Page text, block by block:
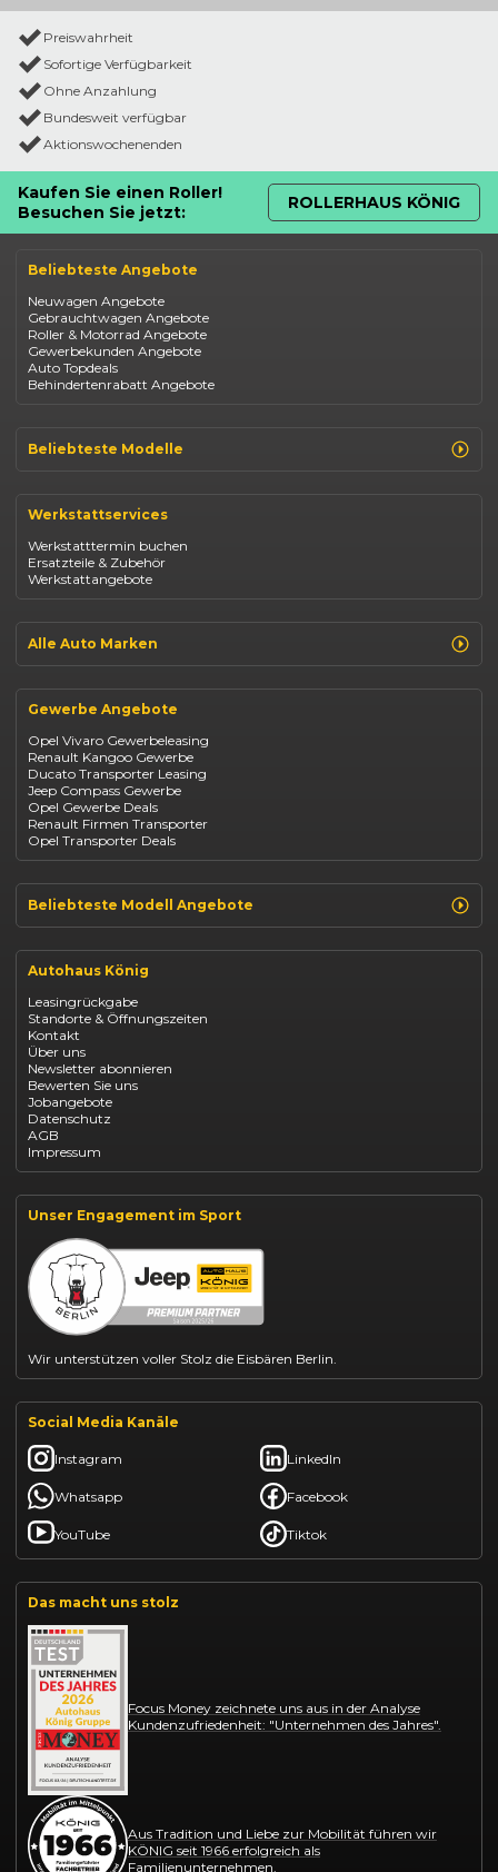
Preiswahrheit
Sofortige Verfügbarkeit
Ohne Anzahlung
Bundesweit verfügbar
Aktionswochenenden
Kaufen Sie einen Roller!
Besuchen Sie jetzt:
ROLLERHAUS KÖNIG
Beliebteste Angebote
Neuwagen Angebote
Gebrauchtwagen Angebote
Roller & Motorrad Angebote
Gewerbekunden Angebote
Auto Topdeals
Behindertenrabatt Angebote
Beliebteste Modelle
Opel Corsa
Fiat 500
Dacia Duster
Dacia Sandero
Jeep Compass
Suzuki Vitara
Suzuki Swift
Mazda CX-30
Werkstattservices
Werkstatttermin buchen
Ersatzteile & Zubehör
Werkstattangebote
Alle Auto Marken
Opel
Fiat
Jeep
Suzuki
BYD
Kia
Mazda
Citroën
Abarth
Fiat Professional
Gewerbe Angebote
Opel Vivaro Gewerbeleasing
Renault Kangoo Gewerbe
Ducato Transporter Leasing
Jeep Compass Gewerbe
Opel Gewerbe Deals
Renault Firmen Transporter
Opel Transporter Deals
Beliebteste Modell Angebote
Renault Arkana Leasing
Renault Captur Leasing
Opel Astra leasen
Opel Mokka kaufen
Opel Grandland finanzieren
Opel Vivaro Gewerbeleasing
Fiat 500 finanzieren
Fiat Panda leasen
Dacia Duster finanzieren
Dacia Sandero kaufen
Dacia Jogger leasen
Jeep Compass leasen
Jeep Renegade finanzieren
Suzuki Swift finanzieren
BYD Dolphin finanzieren
Kia Ceed finanzieren
Kia Sportage leasen
Mazda CX-30 finanzieren
Citroën C3 leasen
Autohaus König
Leasingrückgabe
Standorte & Öffnungszeiten
Kontakt
Über uns
Newsletter abonnieren
Bewerten Sie uns
Jobangebote
Datenschutz
AGB
Impressum
Unser Engagement im Sport
Wir unterstützen voller Stolz die Eisbären Berlin.
Social Media Kanäle
Instagram LinkedIn
Whatsapp Facebook
YouTube Tiktok
Das macht uns stolz
Focus Money zeichnete uns aus in der Analyse
Kundenzufriedenheit: "Unternehmen des Jahres".
Aus Tradition und Liebe zur Mobilität führen wir
KÖNIG seit 1966 erfolgreich als
Familienunternehmen.